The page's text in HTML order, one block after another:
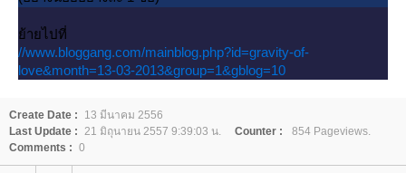
้ายไปที่
//www.bloggang.com/mainblog.php?id=gravity-of-
love&month=13-03-2013&group=1&gblog=10
Create Date :
13 มีนาคม 2556
Last Update : 21 มิถุนายน 2557 9:39:03 น. Counter :
854 Pageviews.
Comments : 0